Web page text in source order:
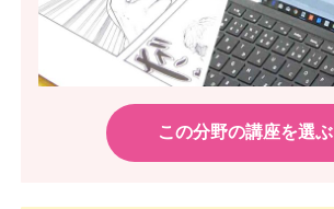
この分野の講座を選ぶ